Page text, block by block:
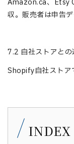
Amazon.ca、Etsy
収。販売者は申告デ
7.2 自社ストアとの
Shopify自社ストア
INDEX